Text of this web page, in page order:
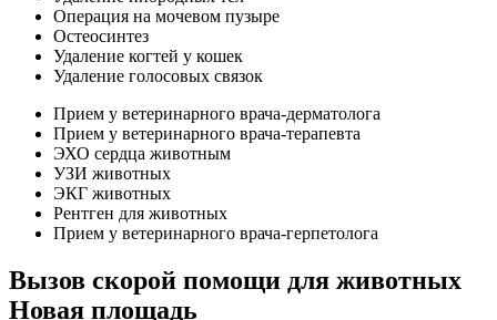
Операция на мочевом пузыре
Остеосинтез
Удаление когтей у кошек
Удаление голосовых связок
Прием у ветеринарного врача-дерматолога
Прием у ветеринарного врача-терапевта
ЭХО сердца животным
УЗИ животных
ЭКГ животных
Рентген для животных
Прием у ветеринарного врача-герпетолога
Вызов скорой помощи для животных
Новая площадь